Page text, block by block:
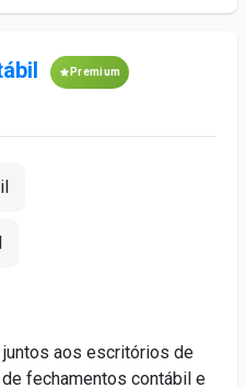
Premium
juntos aos escritórios de
fechamentos contábil e